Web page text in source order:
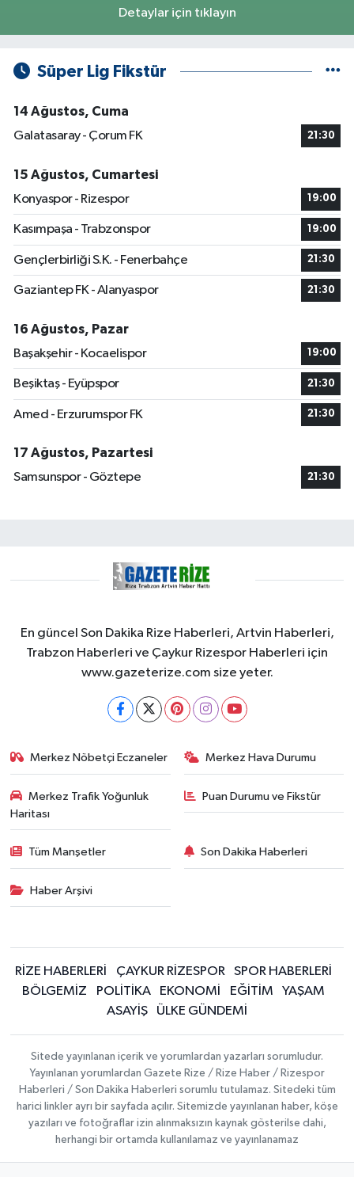
Detaylar için tıklayın
Süper Lig Fikstür
14 Ağustos, Cuma
Galatasaray - Çorum FK
21:30
15 Ağustos, Cumartesi
Konyaspor - Rizespor
19:00
Kasımpaşa - Trabzonspor 19:00
Gençlerbirliği S.K. - Fenerbahçe 21:30
Gaziantep FK - Alanyaspor 21:30
16 Ağustos, Pazar
Başakşehir - Kocaelispor
19:00
Beşiktaş - Eyüpspor 21:30
Amed - Erzurumspor FK 21:30
17 Ağustos, Pazartesi
Samsunspor - Göztepe
21:30
En güncel Son Dakika Rize Haberleri, Artvin Haberleri,
Trabzon Haberleri ve Çaykur Rizespor Haberleri için
www.gazeterize.com size yeter.
Merkez Nöbetçi Eczaneler Merkez Hava Durumu
Merkez Trafik Yoğunluk
Haritası
Puan Durumu ve Fikstür
Tüm Manşetler Son Dakika Haberleri
Haber Arşivi
RİZE HABERLERİ ÇAYKUR RİZESPOR
SPOR HABERLERİ
BÖLGEMİZ
POLİTİKA EKONOMİ EĞİTİM
YAŞAM
ASAYİŞ
ÜLKE GÜNDEMİ
Sitede yayınlanan içerik ve yorumlardan yazarları sorumludur.
Yayınlanan yorumlardan Gazete Rize / Rize Haber / Rizespor
Haberleri / Son Dakika Haberleri sorumlu tutulamaz. Sitedeki tüm
harici linkler ayrı bir sayfada açılır. Sitemizde yayınlanan haber, köşe
yazıları ve fotoğraflar izin alınmaksızın kaynak gösterilse dahi,
herhangi bir ortamda kullanılamaz ve yayınlanamaz